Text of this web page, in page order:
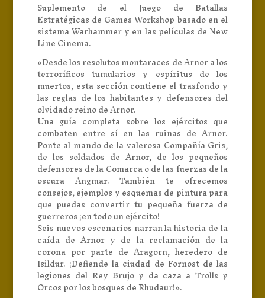
Suplemento de el Juego de Batallas
Estratégicas de Games Workshop basado en el
sistema Warhammer y en las películas de New
Line Cinema.
«Desde los resolutos montaraces de Arnor a los
terroríficos tumularios y espíritus de los
muertos, esta sección contiene el trasfondo y
las reglas de los habitantes y defensores del
olvidado reino de Arnor.
Una guía completa sobre los ejércitos que
combaten entre sí en las ruinas de Arnor.
Ponte al mando de la valerosa Compañía Gris,
de los soldados de Arnor, de los pequeños
defensores de la Comarca o de las fuerzas de la
oscura Angmar. También te ofrecemos
consejos, ejemplos y esquemas de pintura para
que puedas convertir tu pequeña fuerza de
guerreros ¡en todo un ejército!
Seis nuevos escenarios narran la historia de la
caída de Arnor y de la reclamación de la
corona por parte de Aragorn, heredero de
Isildur. ¡Defiende la ciudad de Fornost de las
legiones del Rey Brujo y da caza a Trolls y
Orcos por los bosques de Rhudaur!».